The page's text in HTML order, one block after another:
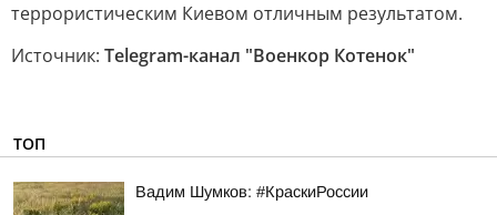
террористическим Киевом отличным результатом.
Источник: Telegram-канал "Военкор Котенок"
ТОП
Вадим Шумков: #КраскиРоссии